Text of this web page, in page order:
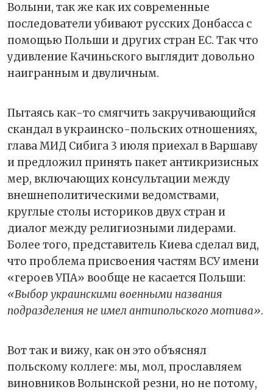
Волыни, так же как их современные
последователи убивают русских Донбасса с
помощью Польши и других стран ЕС. Так что
удивление Качиньского выглядит довольно
наигранным и двуличным.
Пытаясь как-то смягчить закручивающийся
скандал в украинско-польских отношениях,
глава МИД Сибига 3 июля приехал в Варшаву
и предложил принять пакет антикризисных
мер, включающих консультации между
внешнеполитическими ведомствами,
круглые столы историков двух стран и
диалог между религиозными лидерами.
Более того, представитель Киева сделал вид,
что проблема присвоения частям ВСУ имени
«героев УПА» вообще не касается Польши:
«Выбор украинскими военными названия
подразделения не имел антипольского мотива».
Вот так и вижу, как он это объяснял
польскому коллеге: мы, мол, прославляем
виновников Волынской резни, но не потому,